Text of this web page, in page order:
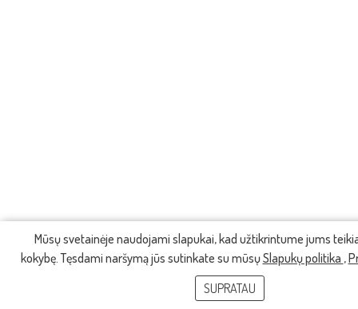
Mūsų svetainėje naudojami slapukai, kad užtikrintume jums
kokybę. Tęsdami naršymą jūs sutinkate su mūsųSlapukų politika ,
SUPRATAU